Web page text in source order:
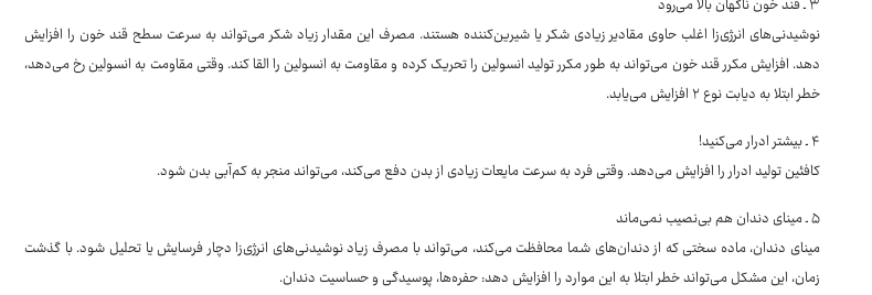
۳ ـ قند خون ناگهان بالا می‌رود
نوشیدنی‌های انرژی‌زا اغلب حاوی مقادیر زیادی شکر یا شیرین‌کننده هستند. مصرف این مقدار زیاد شکر می‌تواند به سرعت سطح قند خون را افزایش
دهد. افزایش مکرر قند خون می‌تواند به طور مکرر تولید انسولین را تحریک کرده و مقاومت به انسولین را القا کند. وقتی مقاومت به انسولین رخ می‌دهد،
خطر ابتلا به دیابت نوع ۲ افزایش می‌یابد.
۴ ـ بیشتر ادرار می‌کنید!
کافئین تولید ادرار را افزایش می‌دهد. وقتی فرد به سرعت مایعات زیادی از بدن دفع می‌کند، می‌تواند منجر به کم‌آبی بدن شود.
۵ ـ مینای دندان هم بی‌نصیب نمی‌ماند
مینای دندان، ماده سختی که از دندان‌های شما محافظت می‌کند، می‌تواند با مصرف زیاد نوشیدنی‌های انرژی‌زا دچار فرسایش یا تحلیل شود. با گذشت
زمان، این مشکل می‌تواند خطر ابتلا به این موارد را افزایش دهد: حفره‌ها، پوسیدگی و حساسیت دندان.